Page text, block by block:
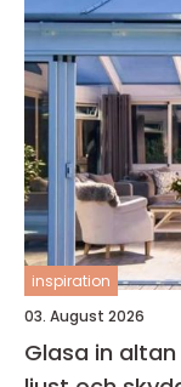
inspiration
03. August 2026
Glasa in altan i